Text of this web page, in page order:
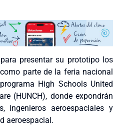
presentar su prototipo los
parte de la feria nacional
High Schools United
(HUNCH), donde expondrán
ingenieros aeroespaciales y
aeroespacial.